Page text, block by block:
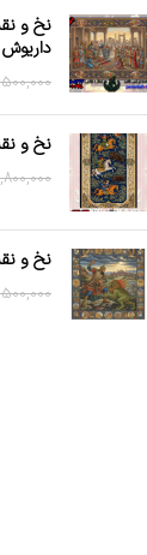
نخ و
نخ و
نخ و